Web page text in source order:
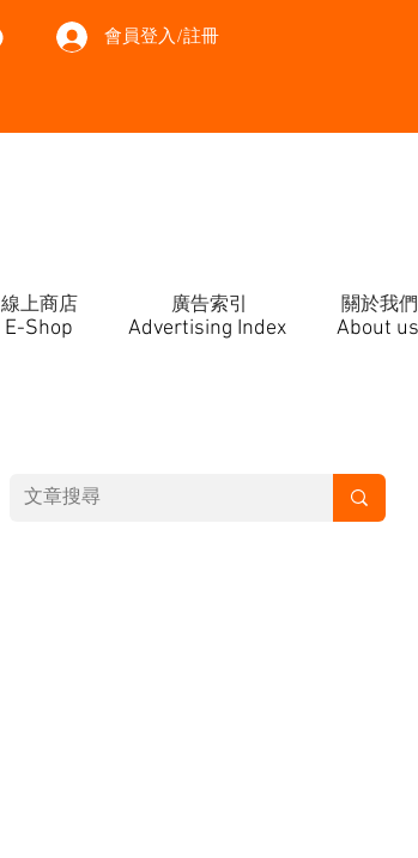
會員登入/註冊
線上商店 廣告索引 關於我們
E-Shop About us
Advertising Index